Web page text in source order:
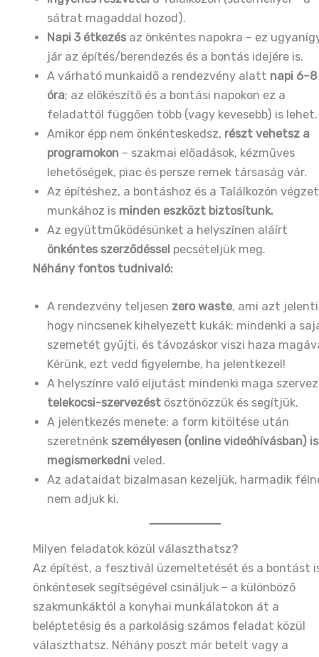
sátrat magaddal hozod).
Napi 3 étkezés az önkéntes napokra – ez
jár az építés/berendezés és a bontás idejére is.
A várható munkaidő a rendezvény alatt napi 6–8
óra; az előkészítő és a bontási napokon ez a
feladattól függően több (vagy kevesebb) is lehet.
Amikor épp nem önkénteskedsz, részt vehetsz a
programokon – szakmai előadások, kézműves
lehetőségek, piac és persze remek társaság vár.
Az építéshez, a bontáshoz és a Találkozón
munkához is minden eszközt biztosítunk.
Az együttműködésünket a helyszínen aláírt
önkéntes szerződéssel pecsételjük meg.
Néhány fontos tudnivaló:
A rendezvény teljesen zero waste, ami azt
hogy nincsenek kihelyezett kukák: mindenki a
szemetét gyűjti, és távozáskor viszi haza
Kérünk, ezt vedd figyelembe, ha jelentkezel!
A helyszínre való eljutást mindenki maga
telekocsi-szervezést ösztönözzük és segítjük.
A jelentkezés menete: a form kitöltése után
szeretnénk személyesen (online videóhívásban) is
megismerkedni veled.
Az adataidat bizalmasan kezeljük, harmadik
nem adjuk ki.
Milyen feladatok közül választhatsz?
Az építést, a fesztivál üzemeltetését és a bontást
önkéntesek segítségével csináljuk – a különböző
szakmunkáktól a konyhai munkálatokon át a
beléptetésig és a parkolásig számos feladat közül
választhatsz. Néhány poszt már betelt vagy a